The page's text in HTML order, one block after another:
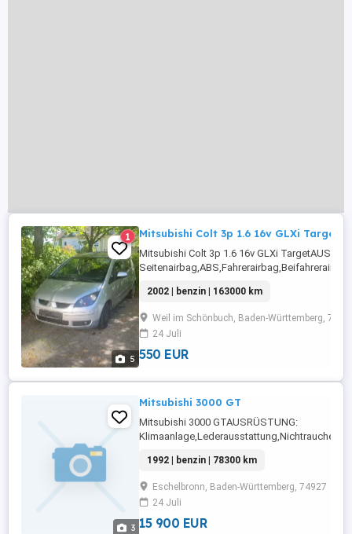
5
1 Mitsubishi Colt 3p 1.6 16v GLXi Target
Mitsubishi Colt 3p 1.6 16v GLXi
Fensterheber,Alufelgen,Zentralverriegelung mit
...
2002 | benzin | 163000 km
Weil im Schönbuch, Baden-Württemberg,
24 Juli
550 EUR
3
Mitsubishi 3000 GT
Mitsubishi 3000 GTAUSRÜSTUNG:
1992 | benzin | 78300 km
Eschelbronn, Baden-Württemberg, 74927
24 Juli
15 900 EUR